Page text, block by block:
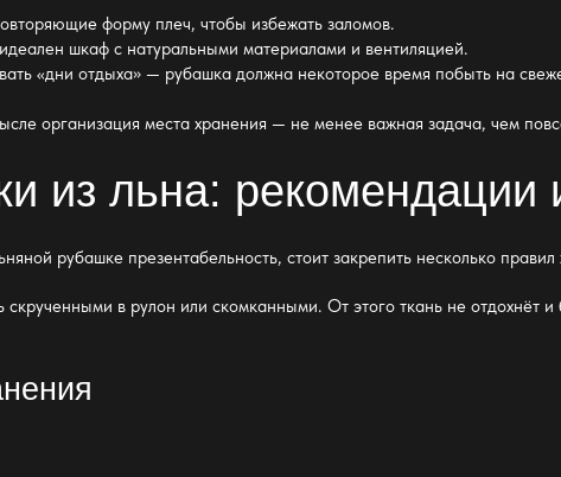
форму плеч, чтобы избежать заломов.
шкаф с натуральными материалами и вентиляцией.
«дни отдыха»— рубашка должна некоторое время побыть на
организация местахранения — не менее важная задача, чем
из льна:
рубашке презентабельность, стоит закрепить несколько правил
в рулон или скомканными. От этого ткань не отдохнёт и